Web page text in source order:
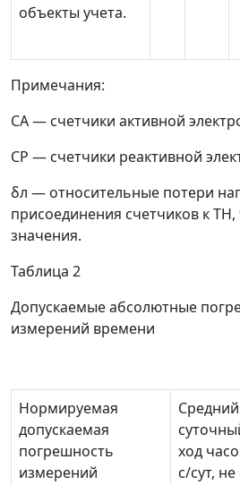
объекты учета.
Примечания:
СА— счетчики активной
СР — счетчики реактивной
δл — относительные потери
присоединения счетчиков к
значения.
Таблица 2
Допускаемые абсолютные
измерений времени
Нормируемая
допускаемая
погрешность
измерений
Средний
ход
с/сут, не